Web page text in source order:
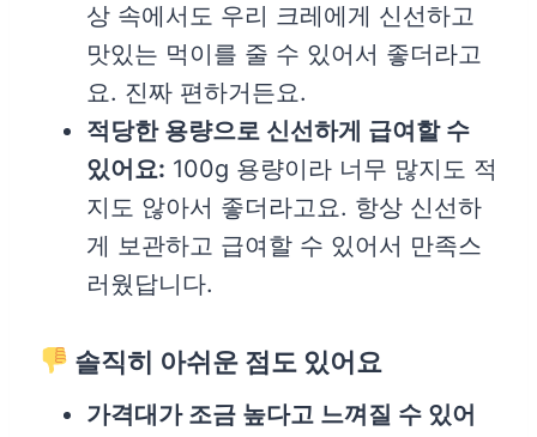
상 속에서도 우리 크레에게 신선하고
맛있는 먹이를 줄 수 있어서 좋더라고
요. 진짜 편하거든요.
적당한 용량으로 신선하게 급여할 수
있어요: 100g 용량이라 너무 많지도 적
지도 않아서 좋더라고요. 항상 신선하
게 보관하고 급여할 수 있어서 만족스
러웠답니다.
솔직히 아쉬운 점도 있어요
가격대가 조금 높다고 느껴질 수 있어